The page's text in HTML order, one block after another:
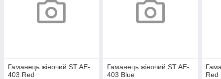
Гаманець жіночий ST AE-
403 Red
Гаманець жіночий ST AE-
403 Blue
Red